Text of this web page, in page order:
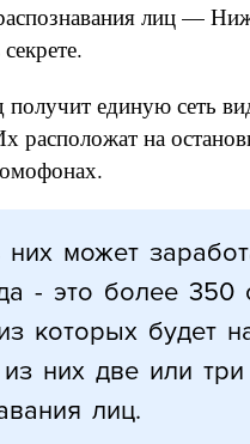
лиц —
единую сеть
расположат на
них может
- это более 350
которых будет
них две или
лиц.